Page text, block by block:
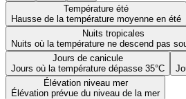
Température été
Hausse de la température moyenne en été
Nuits tropicales
Nuits où la température ne descend pas
Jours de canicule
Jours où la température dépasse 35°C
Élévation niveau mer
Élévation prévue du niveau de la mer